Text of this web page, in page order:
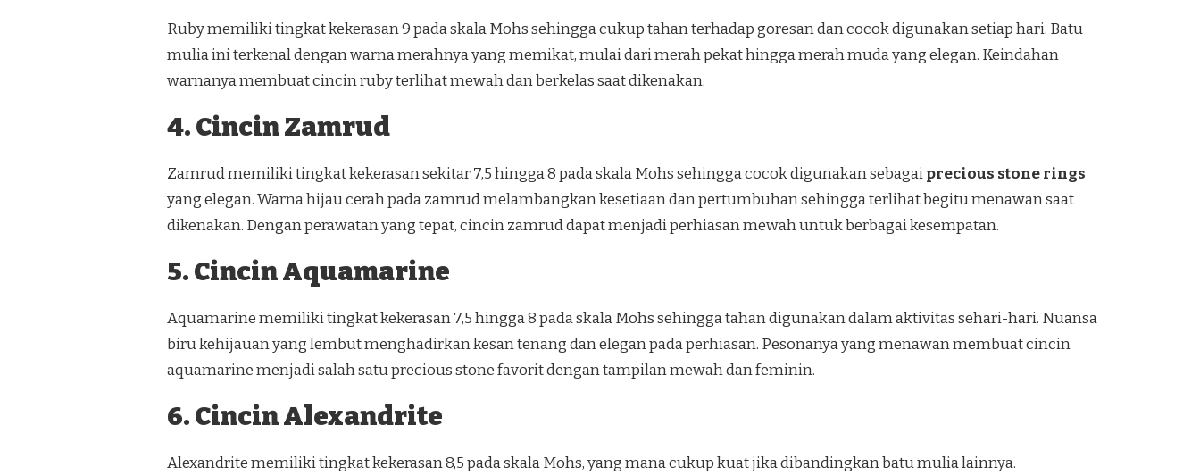
Ruby memiliki tingkat kekerasan 9 pada skala Mohs sehingga cukup tahan terhadap goresan dan cocok digunakan setiap hari. Batu
mulia ini terkenal dengan warna merahnya yang memikat, mulai dari merah pekat hingga merah muda yang elegan. Keindahan
warnanya membuat cincin ruby terlihat mewah dan berkelas saat dikenakan.
4. Cincin Zamrud
Zamrud memiliki tingkat kekerasan sekitar 7,5 hingga 8 pada skala Mohs sehingga cocok digunakan sebagaiprecious stone rings
yang elegan. Warna hijau cerah pada zamrud melambangkan kesetiaan dan pertumbuhan sehingga terlihat begitu menawan saat
dikenakan. Dengan perawatan yang tepat, cincin zamrud dapat menjadi perhiasan mewah untuk berbagai kesempatan.
5. Cincin Aquamarine
Aquamarine memiliki tingkat kekerasan 7,5 hingga 8 pada skala Mohs sehingga tahan digunakan dalam aktivitas sehari-hari. Nuansa
biru kehijauan yang lembut menghadirkan kesan tenang dan elegan pada perhiasan. Pesonanya yang menawan membuat cincin
aquamarine menjadi salah satu precious stone favorit dengan tampilan mewah dan feminin.
6. Cincin Alexandrite
Alexandrite memiliki tingkat kekerasan 8,5 pada skala Mohs, yang mana cukup kuat jika dibandingkan batu mulia lainnya.